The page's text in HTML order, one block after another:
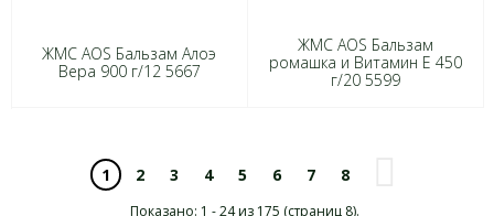
ЖМС AOS Бальзам Алоэ
Вера 900 г/12 5667
ЖМС AOS Бальзам
ромашка и Витамин Е 450
г/20 5599
1 2 3 4 5 6 7 8
Показано: 1 - 24 из 175 (страниц 8).